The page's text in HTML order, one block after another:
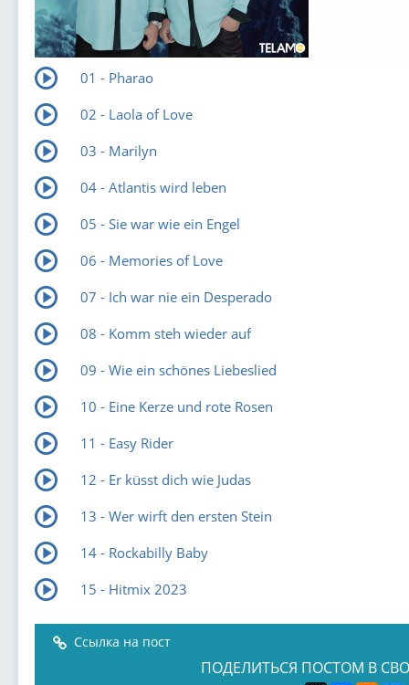
01 - Pharao
02 - Laola of Love
03 - Marilyn
04 - Atlantis wird leben
05 - Sie war wie ein Engel
06 - Memories of Love
07 - Ich war nie ein Desperado
08 - Komm steh wieder auf
09 - Wie ein schönes Liebeslied
10 - Eine Kerze und rote Rosen
11 - Easy Rider
12 - Er küsst dich wie Judas
13 - Wer wirft den ersten Stein
14 - Rockabilly Baby
15 - Hitmix 2023
Ссылка на пост
ПОДЕЛИТЬСЯ ПОСТОМ В